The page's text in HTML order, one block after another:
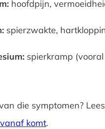
hoofdpijn,
spierzwakte,
spierkramp (vooral
die symptomen?
komt.